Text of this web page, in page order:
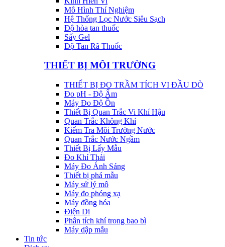
Mô Hình Thí Nghiệm
Hệ Thống Lọc Nước Siêu Sạch
Độ hòa tan thuốc
Sấy Gel
Độ Tan Rã Thuốc
THIẾT BỊ MÔI TRƯỜNG
THIẾT BỊ ĐO TRẦM TÍCH VI ĐẦU DÒ
Đo pH - Độ Ẩm
Máy Đo Độ Ồn
Thiết Bị Quan Trắc Vi Khí Hậu
Quan Trắc Không Khí
Kiểm Tra Môi Trường Nước
Quan Trắc Nước Ngầm
Thiết Bị Lấy Mẫu
Đo Khí Thải
Máy Đo Ánh Sáng
Thiết bị phá mẫu
Máy sử lý mô
Máy đo phóng xạ
Máy đồng hóa
Điện Di
Phân tích khí trong bao bì
Máy dập mẫu
Tin tức